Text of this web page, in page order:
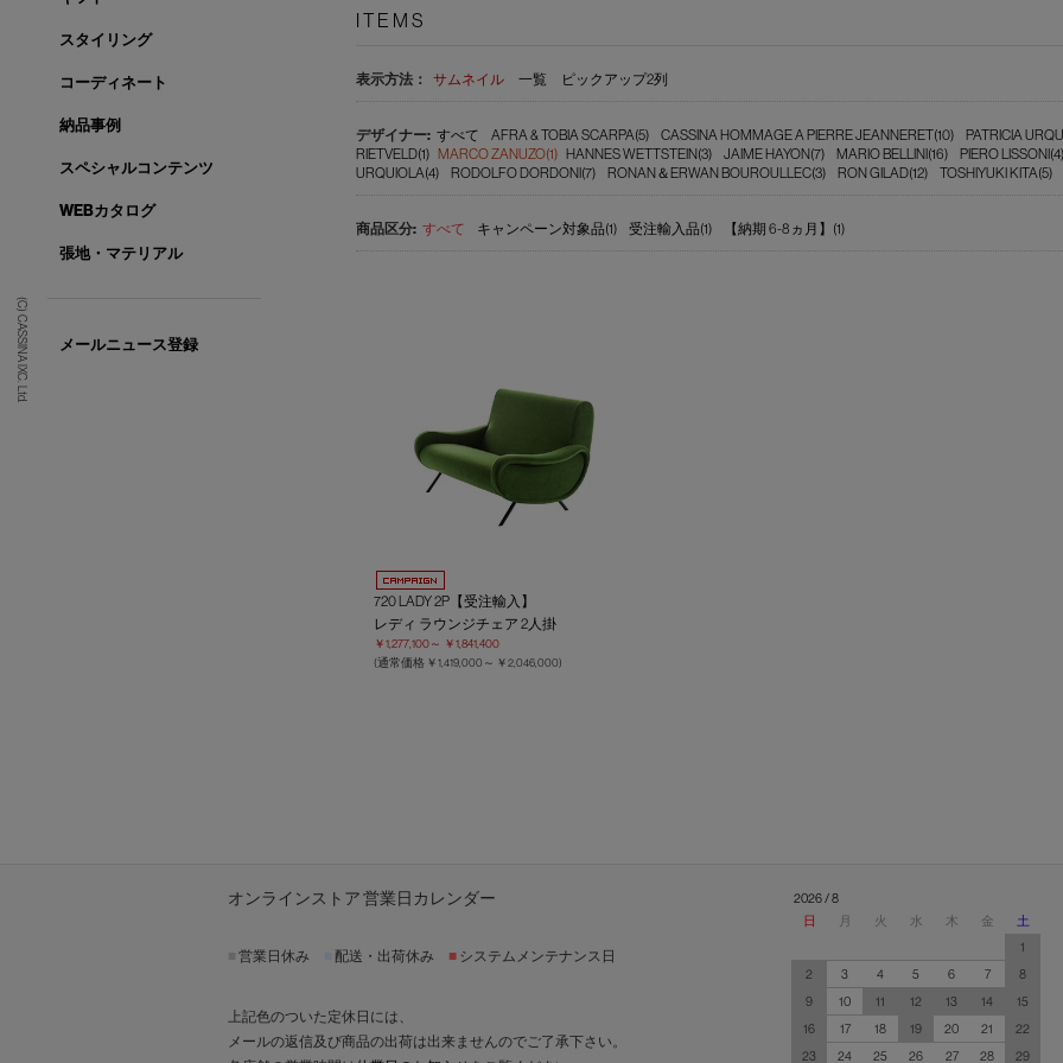
(C) CASSINA IXC. Ltd.
ITEMS
表示方法： サムネイル 一覧 ピックアップ2列
すべて AFRA & TOBIA SCARPA(5) CASSINA HOMMAGE A PIERRE JEANNERET(10)
PATRICIA
RIETVELD(1) MARCO ZANUZO(1) HANNES WETTSTEIN(3) JAIME HAYON(7) MARIO BELLINI(16)
PIERO LISSONI(4)
URQUIOLA(4)
RODOLFO DORDONI(7) RONAN＆ERWAN BOUROULLEC(3) RON GILAD(12) TOSHIYUKI KITA(5)
すべて キャンペーン対象品(1) 受注輸入品(1) 【納期 6-8ヵ月】(1)
720 LADY 2P【受注輸入】
レディ ラウンジチェア 2人掛
￥1,277,100～ ￥1,841,400
(通常価格 ￥1,419,000～ ￥2,046,000)
スタイリング
コーディネート
納品事例
スペシャルコンテンツ
WEBカタログ
張地・マテリアル
メールニュース登録
オンラインストア 営業日カレンダー
営業日休み 配送・出荷休み ■ システムメンテナンス日
上記色のついた定休日には、
メールの返信及び商品の出荷は出来ませんのでご了承下さい。
2026 / 8
日
月 火 水 木 金
土
1
2
3 4 5 6 7
8
9
10 11 12 13 14
15
16
17 18 19 20 21
22
23
24 25 26 27 28 29